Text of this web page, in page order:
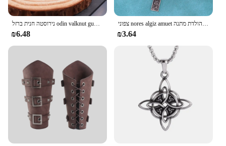
₪6.48 ₪3.64